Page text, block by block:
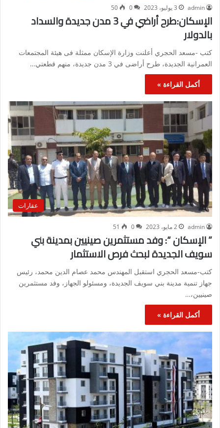
admin 3 يوليو، 2023 0
50
الإسكان:طرح أراضي في 3 مدن جديدة والسداد
بالدولار
كتب -مسعد الحجري أعلنت وزارة الإسكان ممثلة فى هيئة المجتمعات
العمرانية الجديدة، طرح أراضى في 3 مدن جديدة، منهم قطعتي…
أكمل القراءة »
عقارات
admin 2 مايو، 2023 0
51
” الإسكان “: وفد مستثمرين صينيين بمدينة بني
سويف الجديدة لبحث فرص الاستثمار
كتب-مسعد الحجري استقبل المهندس محمد عصام الدين محمد، رئيس
جهاز تنمية مدينة بني سويف الجديدة، ومسئولو الجهاز، وفد مستثمرين
صينيين،…
أكمل القراءة »